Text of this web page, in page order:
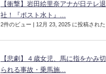
【衝撃】岩田絵里奈アナが日テレ退
社！『ポスト水ト』...
2件のビュー | 12月 23, 2025 に投稿された
【悲劇】４歳女児、馬に指をかみ切
られる事故・乗馬施...